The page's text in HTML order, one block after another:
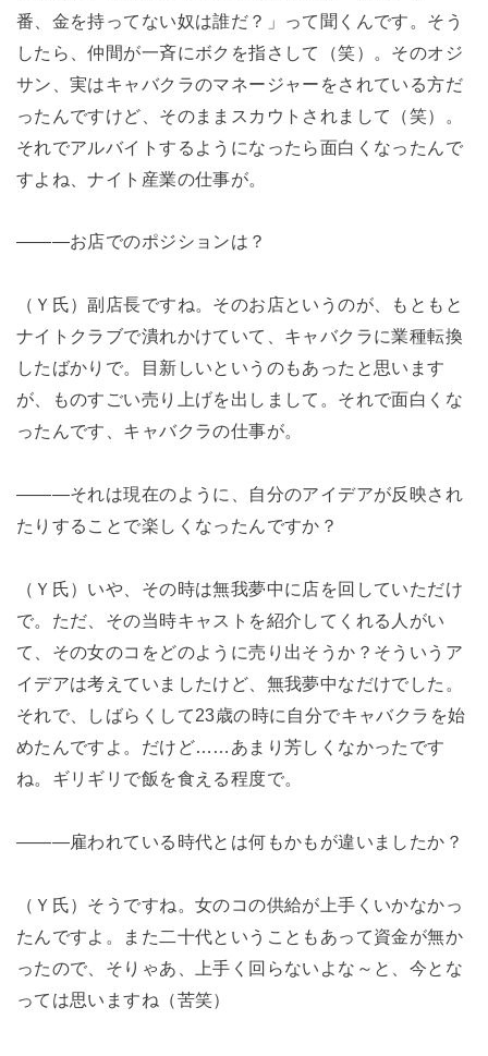
番、金を持ってない奴は誰だ？」って聞くんです。そう
したら、仲間が一斉にボクを指さして（笑）。そのオジ
サン、実はキャバクラのマネージャーをされている方だ
ったんですけど、そのままスカウトされまして（笑）。
それでアルバイトするようになったら面白くなったんで
すよね、ナイト産業の仕事が。
―――お店でのポジションは？
（Ｙ氏）副店長ですね。そのお店というのが、もともと
ナイトクラブで潰れかけていて、キャバクラに業種転換
したばかりで。目新しいというのもあったと思います
が、ものすごい売り上げを出しまして。それで面白くな
ったんです、キャバクラの仕事が。
―――それは現在のように、自分のアイデアが反映され
たりすることで楽しくなったんですか？
（Ｙ氏）いや、その時は無我夢中に店を回していただけ
で。ただ、その当時キャストを紹介してくれる人がい
て、その女のコをどのように売り出そうか？そういうア
イデアは考えていましたけど、無我夢中なだけでした。
それで、しばらくして23歳の時に自分でキャバクラを始
めたんですよ。だけど……あまり芳しくなかったです
ね。ギリギリで飯を食える程度で。
―――雇われている時代とは何もかもが違いましたか？
（Ｙ氏）そうですね。女のコの供給が上手くいかなかっ
たんですよ。また二十代ということもあって資金が無か
ったので、そりゃあ、上手く回らないよな～と、今とな
っては思いますね（苦笑）